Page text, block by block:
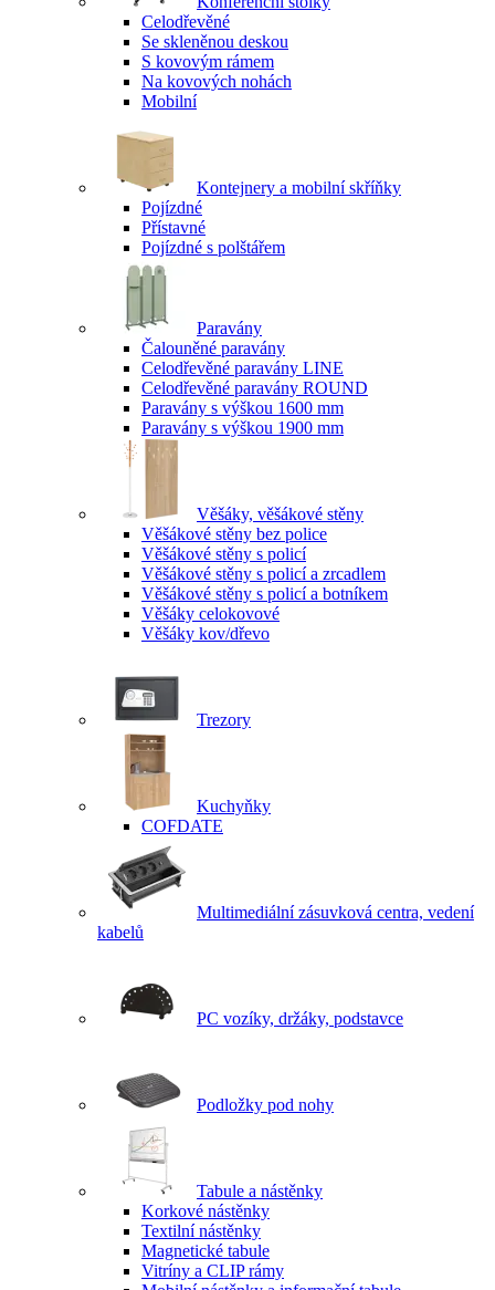
Celodřevěné
Se skleněnou deskou
S kovovým rámem
Na kovových nohách
Mobilní
Kontejnery a mobilní skříňky
Pojízdné
Přístavné
Pojízdné s polštářem
Paravány
Čalouněné paravány
Celodřevěné paravány LINE
Celodřevěné paravány ROUND
Paravány s výškou 1600 mm
Paravány s výškou 1900 mm
Věšáky, věšákové stěny
Věšákové stěny bez police
Věšákové stěny s policí
Věšákové stěny s policí a zrcadlem
Věšákové stěny s policí a botníkem
Věšáky celokovové
Věšáky kov/dřevo
Trezory
Kuchyňky
COFDATE
Multimediální zásuvková centra, vedení
kabelů
PC vozíky, držáky, podstavce
Podložky pod nohy
Tabule a nástěnky
Korkové nástěnky
Textilní nástěnky
Magnetické tabule
Vitríny a CLIP rámy